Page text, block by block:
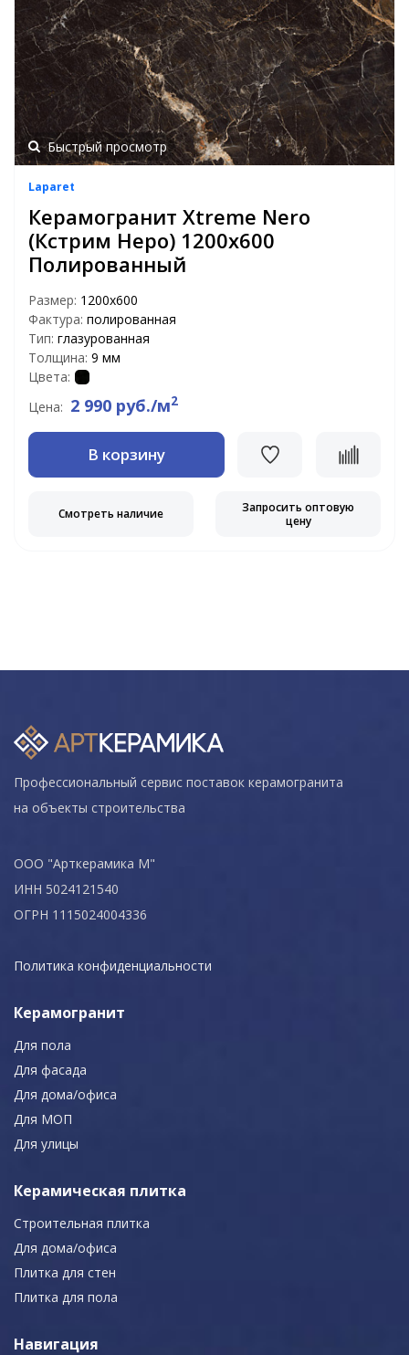
Быстрый просмотр
Laparet
Керамогранит Xtreme Nero
(Кстрим Неро) 1200х600
Полированный
Размер: 1200x600
Фактура: полированная
Тип: глазурованная
Толщина: 9 мм
Цвета:
Цена: 2 990 руб./м2
В корзину
Смотреть наличие
Запросить оптовую
цену
Профессиональный сервис поставок керамогранита
на объекты строительства
ООО "Арткерамика М"
ИНН 5024121540
ОГРН 1115024004336
Политика конфиденциальности
Керамогранит
Для пола
Для фасада
Для дома/офиса
Для МОП
Для улицы
Керамическая плитка
Строительная плитка
Для дома/офиса
Плитка для стен
Плитка для пола
Навигация